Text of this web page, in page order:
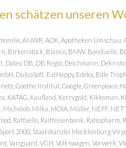
schätzen unseren
ANWR, AOK, Apotheken
Blanco, BMW, Bonduelle,
Datev, DB, DB Regio, Deichmann,
DulcoSoft, EatHappy, Edeka, Edle
Goethe Institut, Google, Greenpeace,
Kaufland, Kerrygold, Kikkoman,
Milka, MOIA, Müller, NEFF,
Raffaello, Raiffeisenbank, Ratiopharm,
2000, Staatskanzlei Mecklenburg
Vanguard, VGH, Volkswagen, Vorwerk,